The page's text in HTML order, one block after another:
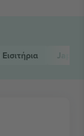
Εισιτήρια Japan